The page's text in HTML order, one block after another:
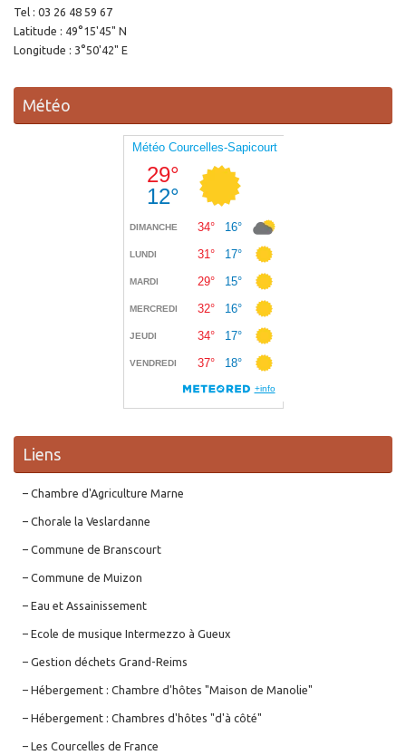
Tel : 03 26 48 59 67
Latitude : 49°15'45" N
Longitude : 3°50'42" E
Météo
Liens
– Chambre d'Agriculture Marne
– Chorale la Veslardanne
– Commune de Branscourt
– Commune de Muizon
– Eau et Assainissement
– Ecole de musique Intermezzo à Gueux
– Gestion déchets Grand-Reims
– Hébergement : Chambre d'hôtes "Maison de Manolie"
– Hébergement : Chambres d'hôtes "d'à côté"
– Les Courcelles de France